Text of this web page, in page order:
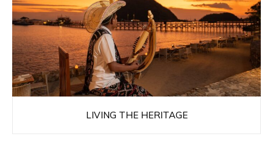
LIVING THE HERITAGE